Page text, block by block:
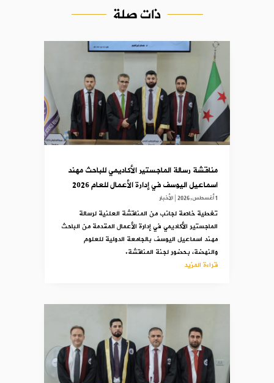
ذات صلة
مناقشة رسالة الماجستير الأكاديمي للباحث مهند
اسماعيل اليوسف في إدارة الأعمال للعام 2026
1 أغسطس,2026 |الأخبار
تغطية خاصة لجانب من المناقشة العلنية لرسالة
الماجستير الأكاديمي في إدارة الأعمال المقدمة من الباحث
مهند اسماعيل اليوسف بالجامعة الدولية للعلوم
والنهضة، بحضور لجنة المناقشة.
قراءة المزيد